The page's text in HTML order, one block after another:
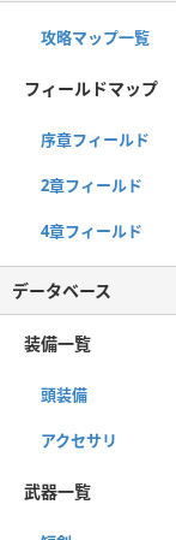
攻略マップ一覧
フィールドマップ
序章フィールド
2章フィールド
4章フィールド
データベース
装備一覧
頭装備
アクセサリ
武器一覧